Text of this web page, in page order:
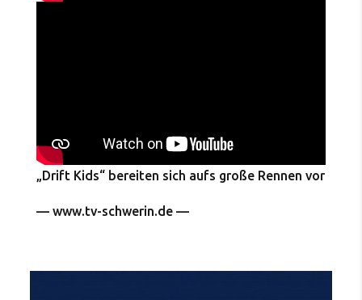
„Drift Kids“ bereiten sich aufs große Rennen vor
— www.tv-schwerin.de —